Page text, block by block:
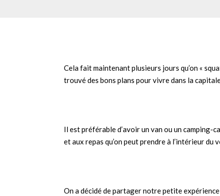
Cela fait maintenant plusieurs jours qu’on «
trouvé des bons plans pour vivre dans la
Il est préférable d’avoir un van ou un camping-
et aux repas qu’on peut prendre à l’intérieur du
On a décidé de partager notre petite